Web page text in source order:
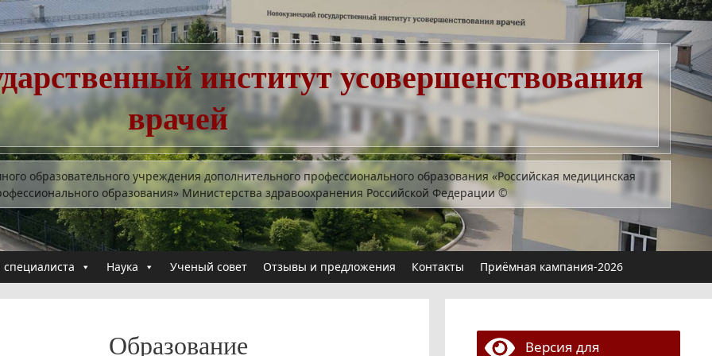
институт усовершенствования
врачей
образовательного учреждения дополнительного профессионального образования «Российская медицинская
образования» Министерства здравоохранения Российской Федерации©
Наука Ученый совет Отзывы и предложения Контакты Приёмная кампания-2026
Образование
Версия для